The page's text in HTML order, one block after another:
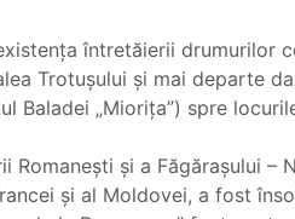
întretăierii drumurilor
Trotușului și mai departe
Baladei „Miorița”) spre
Romanești și a Făgărașului –
și al Moldovei, a fost